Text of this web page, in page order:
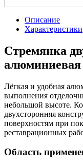
Описание
Характеристики
Стремянка
алюминиевая
Лёгкая и удобная
выполнения
небольшой высоте.
двухсторонняя
поверхностям при
реставрационных
Область